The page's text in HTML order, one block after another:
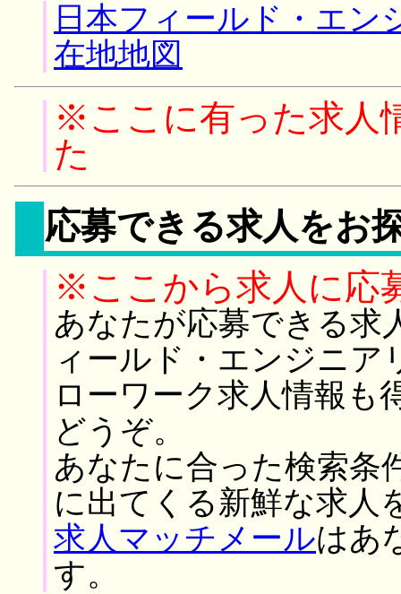
日本フィールド・エ
在地地図
※ここに有った求人
た
応募できる求人をお
※ここから求人に応
あなたが応募できる求
ィールド・エンジニ
ローワーク求人情報も
どうぞ。
あなたに合った検索条
に出てくる新鮮な求人
求人マッチメールはあ
す。